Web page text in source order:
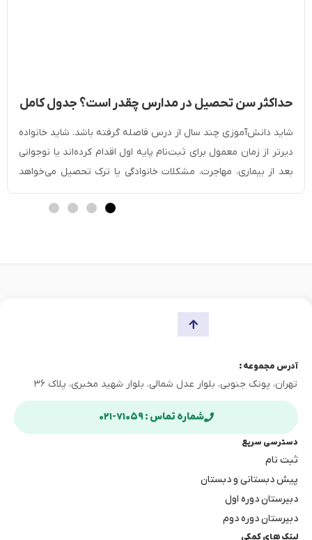
حداکثر سن تحصیل در مدارس چقدر است؟ جدول کامل
شرایط سنی ثبت‌نام
شاید دانش‌آموزی چند سال از درس فاصله گرفته باشد. شاید خانواده
دیرتر از زمان معمول برای ثبت‌نام پایه اول اقدام کرده‌اند یا نوجوانی
بعد از بیماری، مهاجرت، مشکلات خانوادگی یا ترک تحصیل می‌خواهد
دوباره به مدرسه برگردد. در چنین شرایطی سوال این است که حداکثر
سن تحصیل در مدارس چقدر است؟ سقف سن تحصیل در […]
آدرس مجموعه :
تهران، پونک جنوبی، بلوار عدل شمالی، بلوار شهید مخبری، پلاک ۳۶
شماره تماس : ۷۱۰۵۹-۰۲۱
دسترسی سریع
ثبت نام
پیش دبستانی و دبستان
دبیرستان دوره اول
دبیرستان دوره دوم
لینک های کمکی